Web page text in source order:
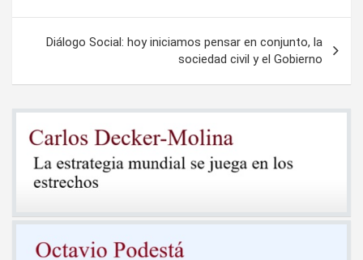
entradas
Diálogo Social: hoy iniciamos pensar en conjunto, la
sociedad civil y el Gobierno